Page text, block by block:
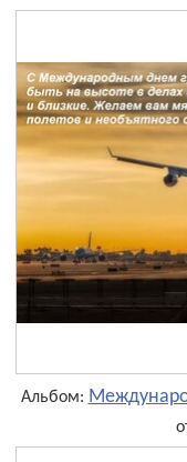
Альбом: